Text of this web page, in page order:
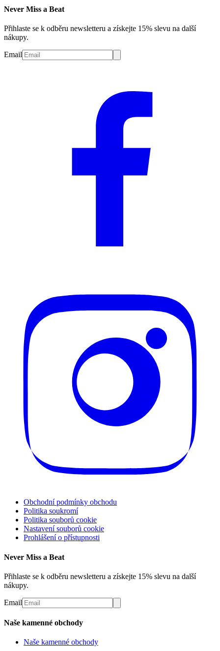
Never Miss a Beat
Přihlaste se k odběru newsletteru a získejte 15% slevu na další
nákupy.
Email
Obchodní podmínky obchodu
Politika soukromí
Politika souborů cookie
Nastavení souborů cookie
Prohlášení o přístupnosti
Never Miss a Beat
Přihlaste se k odběru newsletteru a získejte 15% slevu na další
nákupy.
Email
Naše kamenné obchody
Naše kamenné obchody